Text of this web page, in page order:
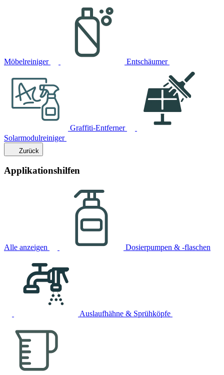
Möbelreiniger Entschäumer
Graffiti-Entferner
Solarmodulreiniger
Zurück
Applikationshilfen
Alle anzeigen Dosierpumpen & -flaschen
Auslaufhähne & Sprühköpfe